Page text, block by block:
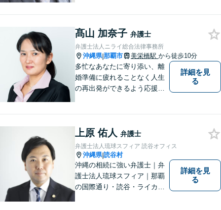
ございませんので、安心して
経験豊富な弁護士にご相談く
ださい。
髙山 加奈子 弁護士
弁護士法人ニライ総合法律事務所
沖縄県|那覇市 美栄橋駅 から徒歩10分
多忙なあなたに寄り添い、離
婚準備に疲れることなく人生
の再出発ができるよう応援し
詳細を見
る
上原 佑人 弁護士
弁護士法人琉球スフィア 読谷オフィス
沖縄県|読谷村
沖縄の相続に強い弁護士｜弁
護士法人琉球スフィア｜那覇
の国際通り・読谷・ライカム
詳細を見
る